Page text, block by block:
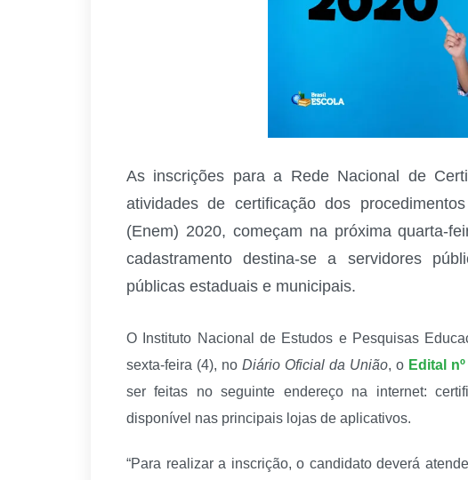
As inscrições para a Rede Nacional de
atividades de certificação dos
(Enem) 2020, começam na próxima quarta-
cadastramento destina-se a servidores
públicas estaduais e municipais.
O Instituto Nacional de Estudos e Pesquisas
sexta-feira (4), noDiário Oficial da União, o Edital
ser feitas no seguinte endereço na internet:
disponível nas principais lojas de aplicativos.
“Para realizar a inscrição, o candidato deverá